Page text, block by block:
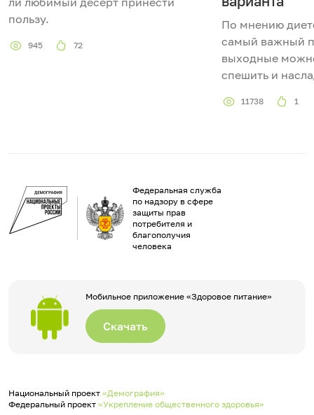
пользу.
945 72
По мнению
самый важный
выходные
спешить и
11738 1
Федеральная служба
по надзору в сфере
защиты прав
потребителя и
благополучия
человека
Мобильное приложение «Здоровое питание»
Скачать
Национальный проект «Демография»
Федеральный проект «Укрепление общественного здоровья»